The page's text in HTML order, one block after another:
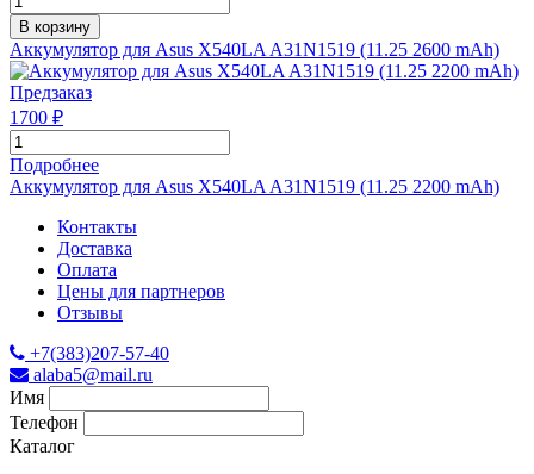
В корзину
Аккумулятор для Asus X540LA A31N1519 (11.25 2600 mAh)
Предзаказ
1700 ₽
Подробнее
Аккумулятор для Asus X540LA A31N1519 (11.25 2200 mAh)
Контакты
Доставка
Оплата
Цены для партнеров
Отзывы
+7(383)207-57-40
alaba5@mail.ru
Имя
Телефон
Каталог